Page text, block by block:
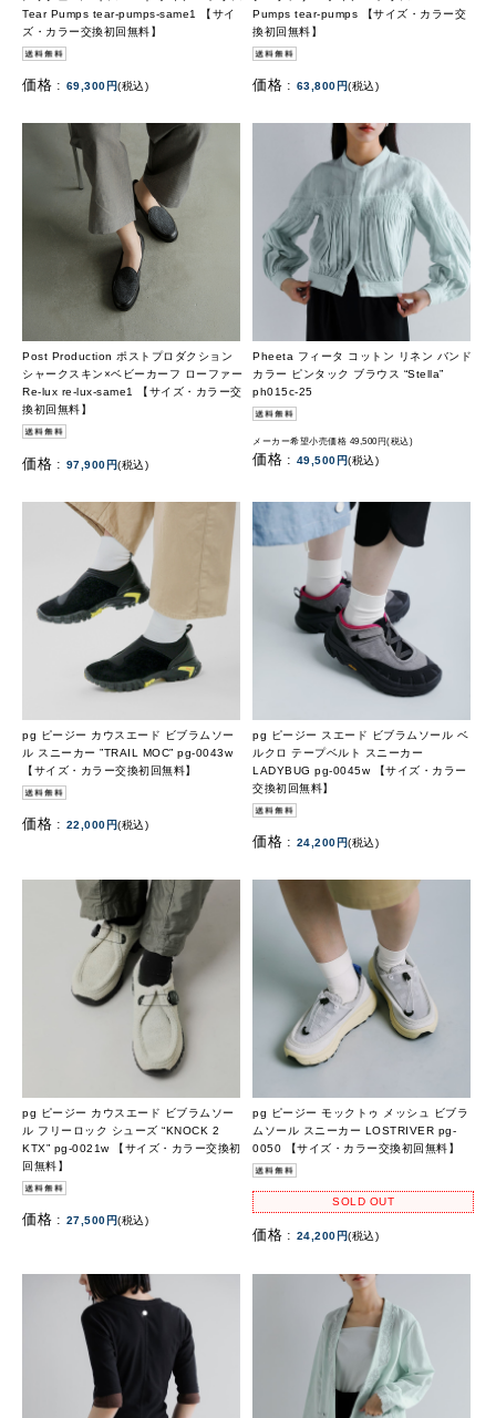
Tear Pumps tear-pumps-same1 【サイ
ズ・カラー交換初回無料】
価格 : 69,300円(税込)
Pumps tear-pumps 【サイズ・カラー交
換初回無料】
価格 : 63,800円(税込)
Post Production ポストプロダクション
シャークスキン×ベビーカーフ ローファー
Re-lux re-lux-same1 【サイズ・カラー交
換初回無料】
価格 : 97,900円(税込)
Pheeta フィータ コットン リネン バンド
カラー ピンタック ブラウス “Stella”
ph015c-25
メーカー希望小売価格 49,500円(税込)
価格 : 49,500円(税込)
pg ピージー カウスエード ビブラムソー
ル スニーカー ”TRAIL MOC” pg-0043w
【サイズ・カラー交換初回無料】
価格 : 22,000円(税込)
pg ピージー スエード ビブラムソール ベ
ルクロ テープベルト スニーカー
LADYBUG pg-0045w 【サイズ・カラー
交換初回無料】
価格 : 24,200円(税込)
pg ピージー カウスエード ビブラムソー
ル フリーロック シューズ “KNOCK 2
KTX” pg-0021w 【サイズ・カラー交換初
回無料】
価格 : 27,500円(税込)
pg ピージー モックトゥ メッシュ ビブラ
ムソール スニーカー LOSTRIVER pg-
0050 【サイズ・カラー交換初回無料】
SOLD OUT
価格 : 24,200円(税込)